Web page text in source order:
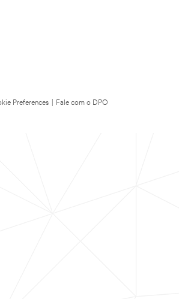
Preferences
Fale com o DPO